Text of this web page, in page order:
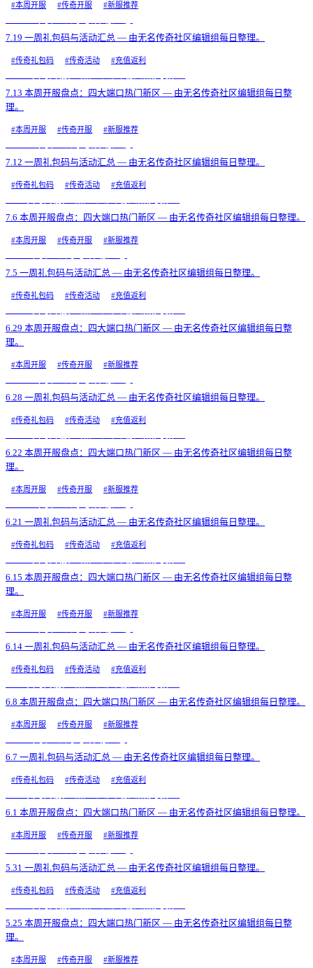
#本周开服 #传奇开服 #新服推荐
7.19 一周礼包码与活动汇总 — 由无名传奇社区编辑组每日整理。
#传奇礼包码 #传奇活动 #充值返利
7.13 本周开服盘点：四大端口热门新区 — 由无名传奇社区编辑组每日整
理。
#本周开服 #传奇开服 #新服推荐
7.12 一周礼包码与活动汇总 — 由无名传奇社区编辑组每日整理。
#传奇礼包码 #传奇活动 #充值返利
7.6 本周开服盘点：四大端口热门新区 — 由无名传奇社区编辑组每日整理。
#本周开服 #传奇开服 #新服推荐
7.5 一周礼包码与活动汇总 — 由无名传奇社区编辑组每日整理。
#传奇礼包码 #传奇活动 #充值返利
6.29 本周开服盘点：四大端口热门新区 — 由无名传奇社区编辑组每日整
理。
#本周开服 #传奇开服 #新服推荐
6.28 一周礼包码与活动汇总 — 由无名传奇社区编辑组每日整理。
#传奇礼包码 #传奇活动 #充值返利
6.22 本周开服盘点：四大端口热门新区 — 由无名传奇社区编辑组每日整
理。
#本周开服 #传奇开服 #新服推荐
6.21 一周礼包码与活动汇总 — 由无名传奇社区编辑组每日整理。
#传奇礼包码 #传奇活动 #充值返利
6.15 本周开服盘点：四大端口热门新区 — 由无名传奇社区编辑组每日整
理。
#本周开服 #传奇开服 #新服推荐
6.14 一周礼包码与活动汇总 — 由无名传奇社区编辑组每日整理。
#传奇礼包码 #传奇活动 #充值返利
6.8 本周开服盘点：四大端口热门新区 — 由无名传奇社区编辑组每日整理。
#本周开服 #传奇开服 #新服推荐
6.7 一周礼包码与活动汇总 — 由无名传奇社区编辑组每日整理。
#传奇礼包码 #传奇活动 #充值返利
6.1 本周开服盘点：四大端口热门新区 — 由无名传奇社区编辑组每日整理。
#本周开服 #传奇开服 #新服推荐
5.31 一周礼包码与活动汇总 — 由无名传奇社区编辑组每日整理。
#传奇礼包码 #传奇活动 #充值返利
5.25 本周开服盘点：四大端口热门新区 — 由无名传奇社区编辑组每日整
理。
#本周开服 #传奇开服 #新服推荐